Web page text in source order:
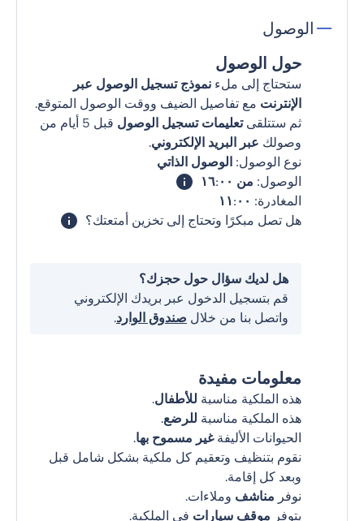
الوصول
حول الوصول
ستحتاج إلى ملء نموذج تسجيل الوصول عبر
الإنترنت مع تفاصيل الضيف ووقت الوصول المتوقع.
ثم ستتلقىتعليمات تسجيل الوصول
قبل 5 أيام من
وصولك عبر البريد الإلكتروني.
نوع الوصول: الوصول الذاتي
الوصول: من ١٦:٠٠
المغادرة: ١١:٠٠
هل تصل مبكرًا وتحتاج إلى تخزين أمتعتك؟
هل لديك سؤال حول حجزك؟
قم بتسجيل الدخول عبر بريدك الإلكتروني
واتصل بنا من خلال صندوق الوارد.
معلومات مفيدة
هذه الملكية مناسبة للأطفال.
هذه الملكية مناسبة للرضع.
الحيوانات الأليفةغير مسموح بها.
نقوم بتنظيف وتعقيم كل ملكية بشكل شامل قبل
وبعد كل إقامة.
نوفر مناشف وملاءات.
يتوفر موقف سيارات في الملكية.